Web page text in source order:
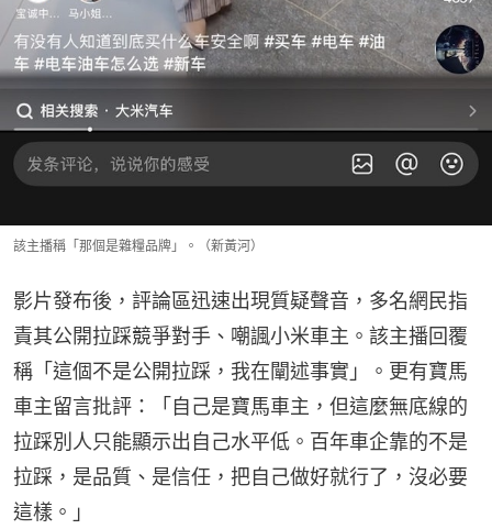
該主播稱「那個是雜糧品牌」。（新黃河）
影片發布後，評論區迅速出現質疑聲音，多名網民指
責其公開拉踩競爭對手、嘲諷小米車主。該主播回覆
稱「這個不是公開拉踩，我在闡述事實」。更有寶馬
車主留言批評：「自己是寶馬車主，但這麼無底線的
拉踩別人只能顯示出自己水平低。百年車企靠的不是
拉踩，是品質、是信任，把自己做好就行了，沒必要
這樣。」